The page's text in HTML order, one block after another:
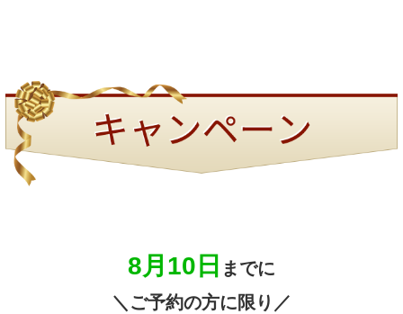
8月10日 までに
＼ご予約の方に限り／